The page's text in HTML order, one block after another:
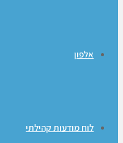
אלפון
לוח מודעות קהילתי